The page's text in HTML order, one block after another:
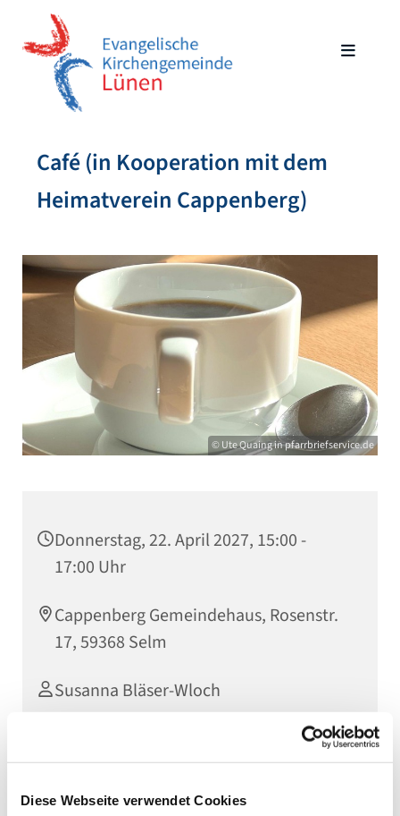
Diese Webseite verwendet Cookies
Café (in Kooperation mit dem
Heimatverein Cappenberg)
© Ute Quaing in pfarrbriefservice.de
Donnerstag, 22. April 2027, 15:00 -
17:00 Uhr
Cappenberg Gemeindehaus, Rosenstr.
17, 59368 Selm
Susanna Bläser-Wloch